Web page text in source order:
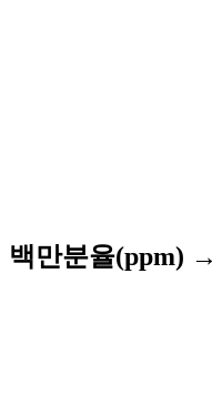
백만분율(ppm)